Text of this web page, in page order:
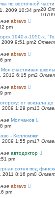
по восточной
2009 10:34 pm28
abravo
pm
1940-х-1950-х.
2009 9:51 pm2
abravo
pm
счастливая
2012 6:15 pm2
abravo
pm
от вокзала до
2009 1:29 pm13
Молчанов
pm
- Келломяки
2009 1:55 pm17
автодоктор
pm
сотня под
2011 8:16 pm0
abravo
pm